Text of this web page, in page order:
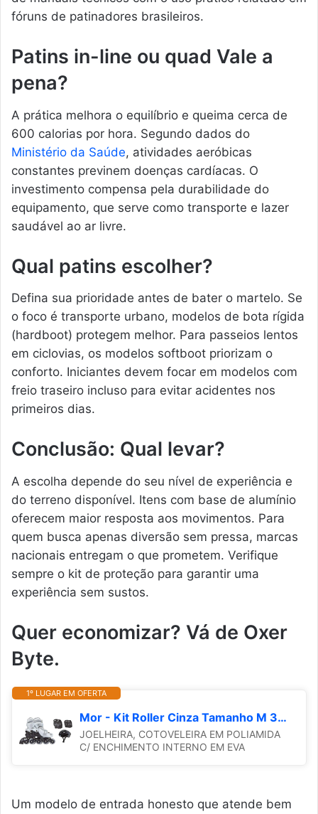
fóruns de patinadores brasileiros.
Patins in-line ou quad Vale a
pena?
A prática melhora o equilíbrio e queima cerca de
600 calorias por hora. Segundo dados do
Ministério da Saúde, atividades aeróbicas
constantes previnem doenças cardíacas. O
investimento compensa pela durabilidade do
equipamento, que serve como transporte e lazer
saudável ao ar livre.
Qual patins escolher?
Defina sua prioridade antes de bater o martelo. Se
o foco é transporte urbano, modelos de bota rígida
(hardboot) protegem melhor. Para passeios lentos
em ciclovias, os modelos softboot priorizam o
conforto. Iniciantes devem focar em modelos com
freio traseiro incluso para evitar acidentes nos
primeiros dias.
Conclusão: Qual levar?
A escolha depende do seu nível de experiência e
do terreno disponível. Itens com base de alumínio
oferecem maior resposta aos movimentos. Para
quem busca apenas diversão sem pressa, marcas
nacionais entregam o que prometem. Verifique
sempre o kit de proteção para garantir uma
experiência sem sustos.
Quer economizar? Vá de Oxer
Byte.
1º LUGAR EM OFERTA
Mor - Kit Roller Cinza Tamanho M 34-37
JOELHEIRA, COTOVELEIRA EM POLIAMIDA
C/ ENCHIMENTO INTERNO EM EVA
Um modelo de entrada honesto que atende bem